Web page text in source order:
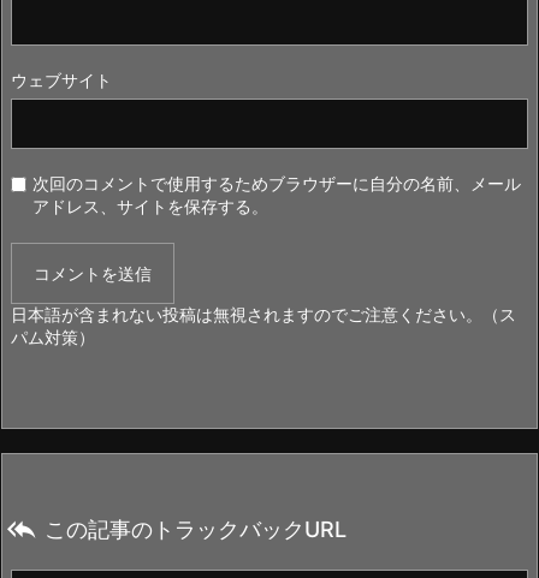
ウェブサイト
次回のコメントで使用するためブラウザーに自分の名前、メール
アドレス、サイトを保存する。
日本語が含まれない投稿は無視されますのでご注意ください。（ス
パム対策）
 この記事のトラックバックURL